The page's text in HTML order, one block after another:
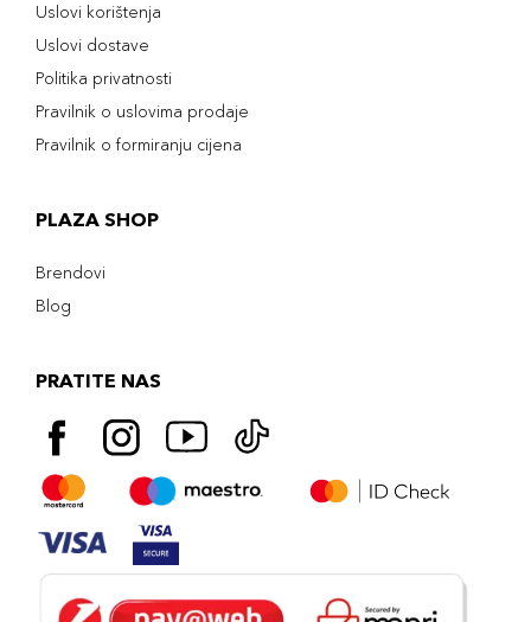
Uslovi korištenja
Uslovi dostave
Politika privatnosti
Pravilnik o uslovima prodaje
Pravilnik o formiranju cijena
PLAZA SHOP
Brendovi
Blog
PRATITE NAS